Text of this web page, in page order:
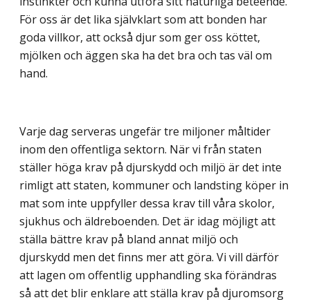
För oss är det lika självklart som att bonden har
goda villkor, att också djur som ger oss köttet,
mjölken och äggen ska ha det bra och tas väl om
hand.
Varje dag serveras ungefär tre miljoner måltider
inom den offentliga sektorn. När vi från staten
ställer höga krav på djurskydd och miljö är det inte
rimligt att staten, kommuner och landsting köper in
mat som inte uppfyller dessa krav till våra skolor,
sjukhus och äldreboenden. Det är idag möjligt att
ställa bättre krav på bland annat miljö och
djurskydd men det finns mer att göra. Vi vill därför
att lagen om offentlig upphandling ska förändras
så att det blir enklare att ställa krav på djuromsorg